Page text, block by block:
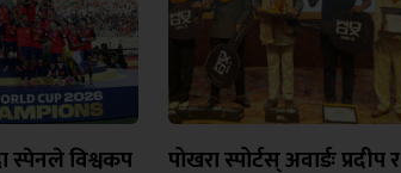
स्पेनले विश्वकप
पोखरा स्पोर्टस् अवार्डः प्रदीप र